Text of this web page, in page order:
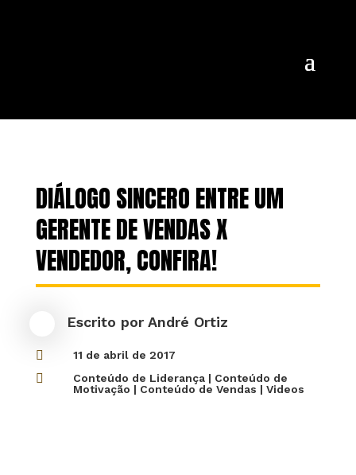
DIÁLOGO SINCERO ENTRE UM
GERENTE DE VENDAS X
VENDEDOR, CONFIRA!
Escrito por André Ortiz
 11 de abril de 2017
 Conteúdo de Liderança| Conteúdo de
Motivação | Conteúdo de Vendas | Videos